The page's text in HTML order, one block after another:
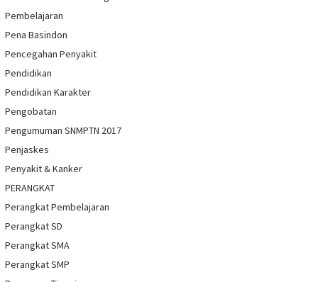
Pembelajaran
Pena Basindon
Pencegahan Penyakit
Pendidikan
Pendidikan Karakter
Pengobatan
Pengumuman SNMPTN 2017
Penjaskes
Penyakit & Kanker
PERANGKAT
Perangkat Pembelajaran
Perangkat SD
Perangkat SMA
Perangkat SMP